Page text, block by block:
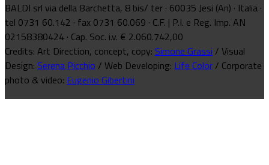
BALDI srl via della Barchetta, 8 bis/ ter · 60035 Jesi (An) · Italia ·
tel 0731 60.142 · fax 0731 60.069 · C.F. | P.I. e Reg. Imp. AN
02158380424 · Cap. Soc. i.v. € 2.060.742,00
Credits: Art Direction, concept, copy: Simone Grassi / Visual
Design: Serena Picchio / Web Developing: Life Color / Corporate
photo & video: Eugenio Gibertini